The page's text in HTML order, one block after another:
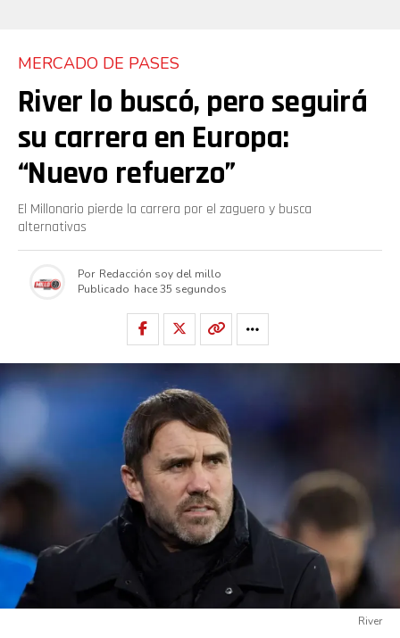
MERCADO DE PASES
River lo buscó, pero seguirá
su carrera en Europa:
“Nuevo refuerzo”
El Millonario pierde la carrera por el zaguero y busca
alternativas
Por Redacción soy del millo
Publicado hace 35 segundos
River